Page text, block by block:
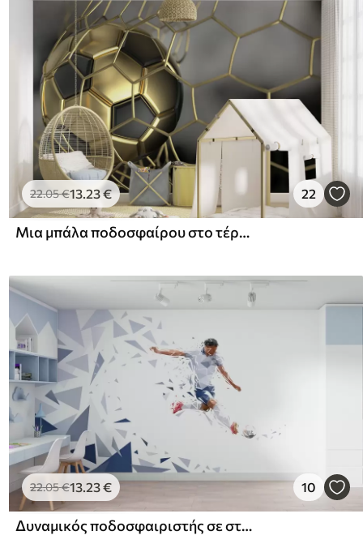
22.05€13.23€ 22
Μια μπάλα ποδοσφαίρου στο τέρμα
22.05€13.23€ 10
Δυναμικός ποδοσφαιριστής σε στυλ low-poly, χτυπώντας την μπάλα